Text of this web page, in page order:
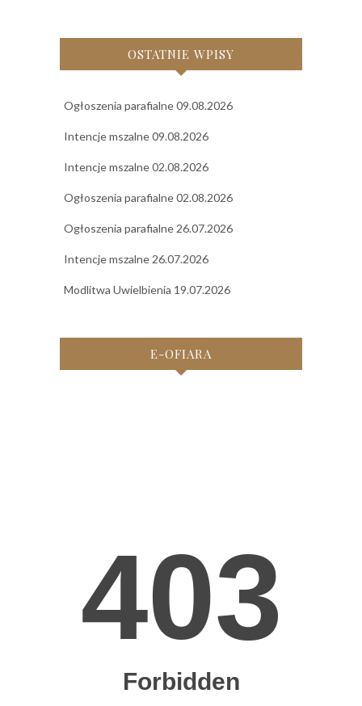
OSTATNIE WPISY
Ogłoszenia parafialne 09.08.2026
Intencje mszalne 09.08.2026
Intencje mszalne 02.08.2026
Ogłoszenia parafialne 02.08.2026
Ogłoszenia parafialne 26.07.2026
Intencje mszalne 26.07.2026
Modlitwa Uwielbienia 19.07.2026
E-OFIARA